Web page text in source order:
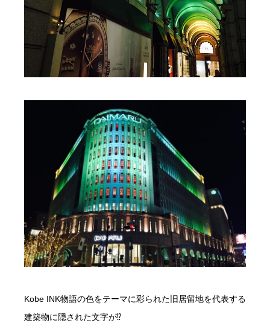
Kobe INK物語の色をテーマに彩られた旧居留地を代表する
建築物に隠された文字が⁉️